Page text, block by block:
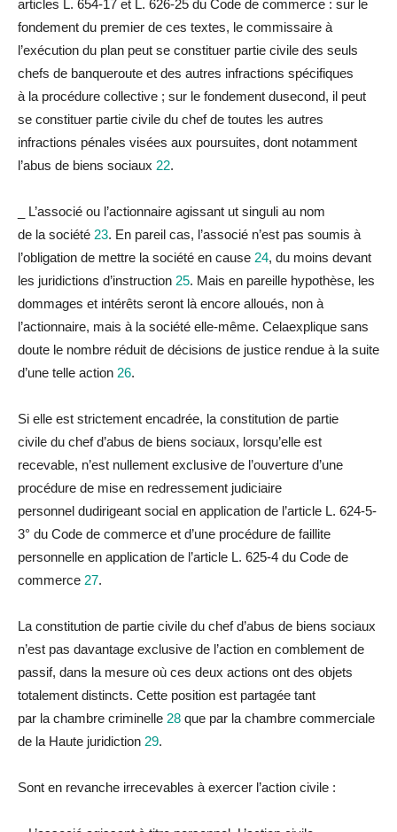
articles L. 654-17 et L. 626-25 du Code de commerce : sur le
fondement du premier de ces textes, le commissaire à
l’exécution du plan peut se constituer partie civile des seuls
chefs de banqueroute et des autres infractions spécifiques
à la procédure collective ; sur le fondement dusecond, il peut
se constituer partie civile du chef de toutes les autres
infractions pénales visées aux poursuites, dont notamment
l’abus de biens sociaux 22.
L’associé ou l’actionnaire agissant ut singuli au nom
de la société 23. En pareil cas, l’associé n’est pas soumis à
l’obligation de mettre la société en cause 24, du moins devant
les juridictions d’instruction 25. Mais en pareille hypothèse, les
dommages et intérêts seront là encore alloués, non à
l’actionnaire, mais à la société elle-même. Celaexplique sans
doute le nombre réduit de décisions de justice rendue à la suite
d’une telle action 26.
Si elle est strictement encadrée, la constitution de partie
civile du chef d’abus de biens sociaux, lorsqu’elle est
recevable, n’est nullement exclusive de l’ouverture d’une
procédure de mise en redressement judiciaire
personnel dudirigeant social en application de l’article L. 624-5-
3° du Code de commerce et d’une procédure de faillite
personnelle en application de l’article L. 625-4 du Code de
commerce 27.
La constitution de partie civile du chef d’abus de biens sociaux
n’est pas davantage exclusive de l’action en comblement de
passif, dans la mesure où ces deux actions ont des objets
totalement distincts. Cette position est partagée tant
par la chambre criminelle 28 que par la chambre commerciale
de la Haute juridiction 29.
Sont en revanche irrecevables à exercer l’action civile :